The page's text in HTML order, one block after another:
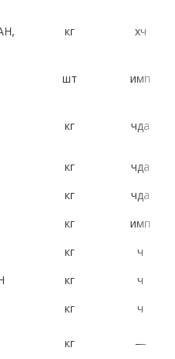
G
X
7
кг хч
шт имп
кг чда
кг
чда
кг
чда
кг
имп
кг
ч
кг
ч
кг
ч
кг —